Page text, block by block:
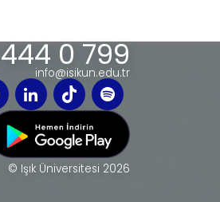
444 0 799
info@isikun.edu.tr
© Işık Üniversitesi 2026